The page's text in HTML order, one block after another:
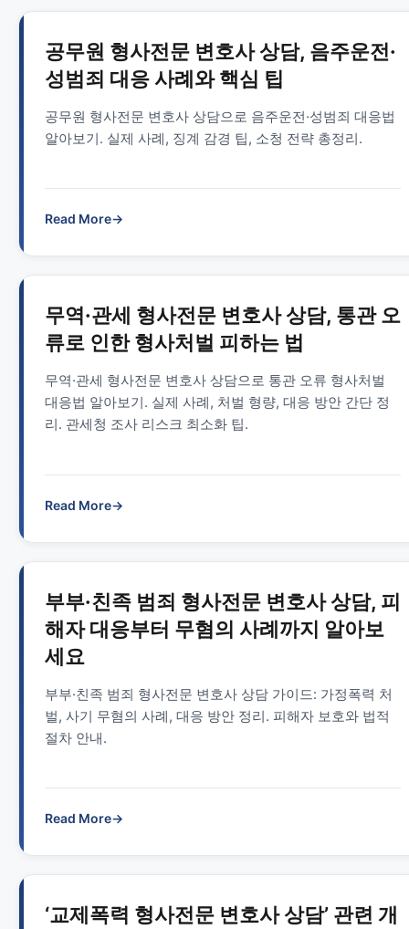
공무원 형사전문 변호사 상담, 음주운전·
성범죄 대응 사례와 핵심 팁
공무원 형사전문 변호사 상담으로 음주운전·성범죄 대응법
알아보기. 실제 사례, 징계 감경 팁, 소청 전략 총정리.
Read More→
무역·관세 형사전문 변호사 상담, 통관 오
류로 인한 형사처벌 피하는 법
무역·관세 형사전문 변호사 상담으로 통관 오류 형사처벌
대응법 알아보기. 실제 사례, 처벌 형량, 대응 방안 간단 정
리. 관세청 조사 리스크 최소화 팁.
Read More→
부부·친족 범죄 형사전문 변호사 상담, 피
해자 대응부터 무혐의 사례까지 알아보
세요
부부·친족 범죄 형사전문 변호사 상담 가이드: 가정폭력 처
벌, 사기 무혐의 사례, 대응 방안 정리. 피해자 보호와 법적
절차 안내.
Read More→
‘교제폭력 형사전문 변호사 상담’ 관련 개